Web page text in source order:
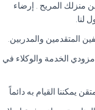
منزلك المريح . إرضاء
لنا.
المتقدمين والمدربين.
شبكة اصلاح متقنة تضم أكثر من 27 من مزودي الخدمة والوكلاء في
يمكننا القيام به دائماً